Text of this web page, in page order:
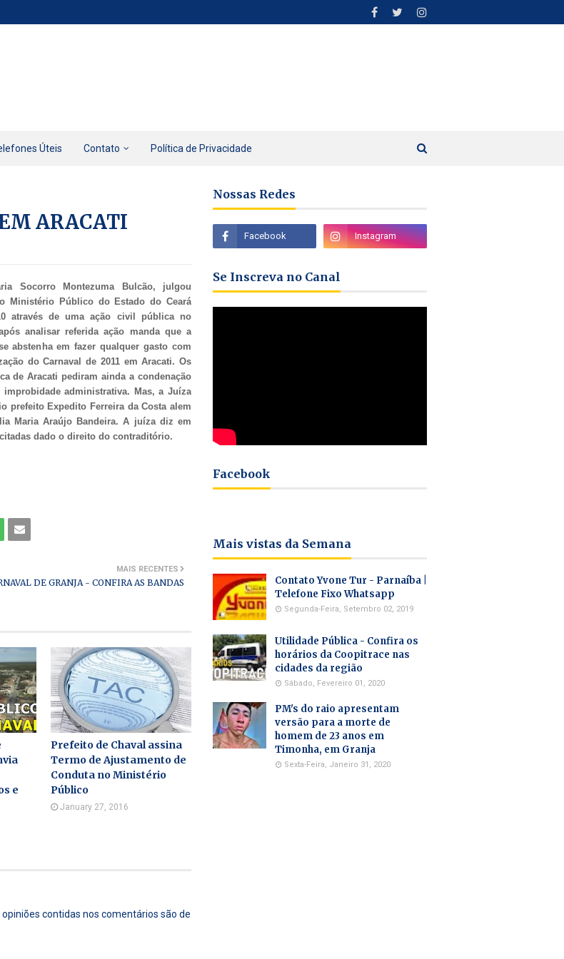
Úteis Contato Política de Privacidade
ARACATI
Socorro Montezuma Bulcão, julgou
Ministério Público do Estado do Ceará
através de uma ação civil pública no
analisar referida ação manda que a
abstenha em fazer qualquer gasto com
doCarnaval de 2011 em Aracati. Os
de Aracati pediram ainda a condenação
administrativa. Mas, a Juíza
prefeito Expedito Ferreira da Costa alem
Maria Araújo Bandeira. A juíza diz em
dado o direito do contraditório.
MAIS RECENTES
DE GRANJA - CONFIRA AS BANDAS
e
Prefeito de Chaval assina
Termo de Ajustamento de
Conduta no Ministério
Público
January 27, 2016
contidas nos comentários são de
Nossas Redes
Se Inscreva no Canal
Facebook
Mais vistas da Semana
Contato Yvone Tur - Parnaíba |
Telefone Fixo Whatsapp
Segunda-Feira, Setembro 02, 2019
Utilidade Pública - Confira os
horários da Coopitrace nas
cidades da região
Sábado, Fevereiro 01, 2020
PM's do raio apresentam
versão para a morte de
homem de 23 anos em
Timonha, em Granja
Sexta-Feira, Janeiro 31, 2020